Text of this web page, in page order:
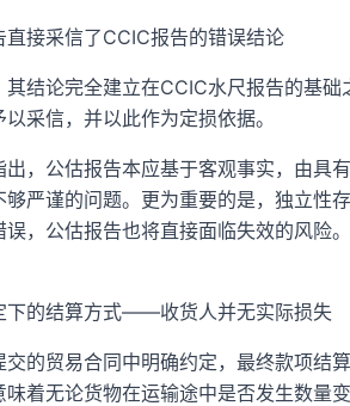
接采信了CCIC报告的错误结论
其结论完全建立在CCIC水尺报告的基
采信，并以此作为定损依据。
，公估报告本应基于客观事实，由具
严谨的问题。更为重要的是，独立性
，公估报告也将直接面临失效的风险
下的结算方式——收货人并无实际损失
的贸易合同中明确约定，最终款项结
着无论货物在运输途中是否发生数量